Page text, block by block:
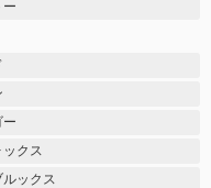
ー
ー
クス
ックス